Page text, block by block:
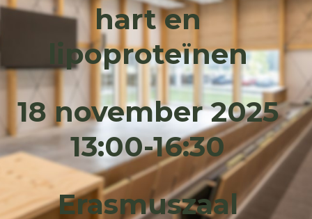
hart en
lipoproteïnen
18 november 2025
13:00-16:30
Erasmuszaal